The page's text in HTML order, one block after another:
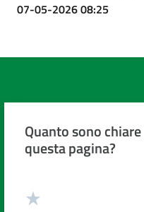
07-05-2026 08:25
Quanto sono
questa pagina?